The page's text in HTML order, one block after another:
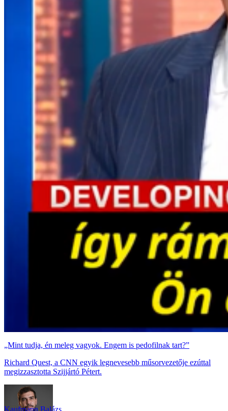
„Mint tudja, én meleg vagyok. Engem is pedofilnak tart?”
Richard Quest, a CNN egyik legnevesebb műsorvezetője ezúttal
megizzasztotta Szijjártó Pétert.
Kaufmann Balázs